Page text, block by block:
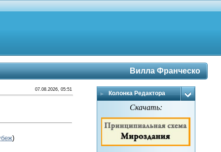
Вилла Франческо
07.08.2026, 05:51
)
Колонка Редактора
Скачать: